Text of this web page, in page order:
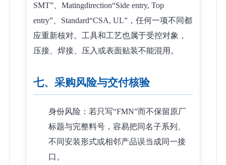
SMT”、Matingdirection“Side entry, Top
entry”、Standard“CSA, UL”，任何一项不同都
应重新核对。工具和工艺也属于受控对象，
压接、焊接、压入或表面贴装不能混用。
七、采购风险与交付核验
身份风险：若只写“FMN”而不保留原厂
标题与完整料号，容易把同名子系列、
不同安装形式或相邻产品误当成同一接
口。